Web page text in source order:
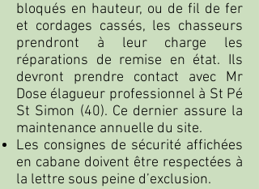
bloqués en hauteur, ou de fil de fer
et cordages cassés, les chasseurs
prendront à leur charge les
réparations de remise en état. Ils
devront prendre contact avec Mr
Dose élagueur professionnel à St Pé
St Simon (40). Ce dernier assure la
maintenance annuelle du site.
Les consignes de sécurité affichées
en cabane doivent être respectées à
la lettre sous peine d’exclusion.